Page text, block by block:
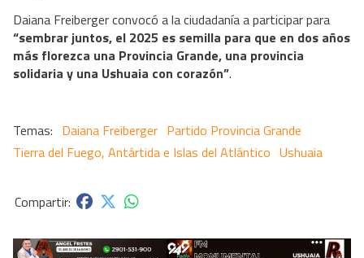
Daiana Freiberger convocó a la ciudadanía a participar para
“sembrar juntos, el 2025 es semilla para que en dos años
más florezca una Provincia Grande, una provincia
solidaria y una Ushuaia con corazón”.
Daiana Freiberger Partido Provincia Grande
Tierra del Fuego, Antártida e Islas del Atlántico Ushuaia